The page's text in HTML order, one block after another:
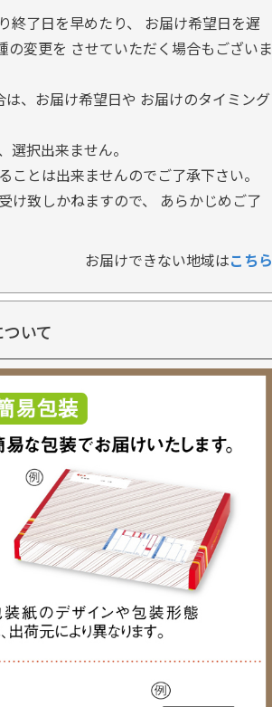
終了日を早めたり、 お届け希望日を遅
変更を させていただく場合もございま
、お届け希望日や お届けのタイミング
択出来ません。
ことは出来ませんのでご了承下さい。
け致しかねますので、 あらかじめご了
お届けできない地域はこちら
いて